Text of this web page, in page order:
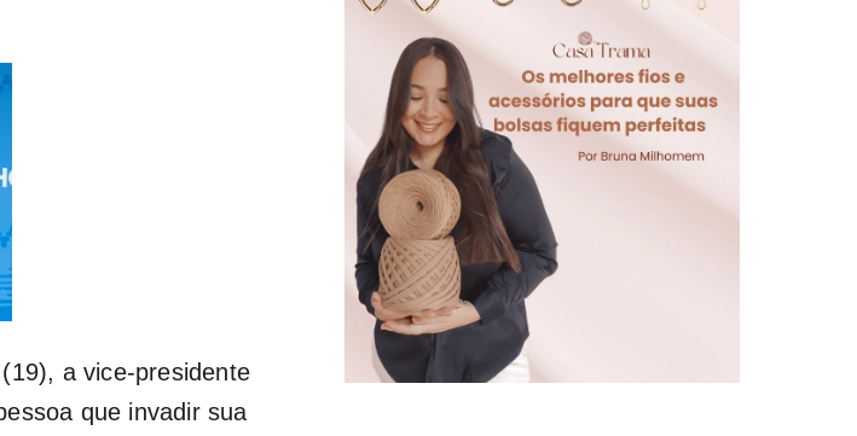
a vice-presidente
que invadir sua